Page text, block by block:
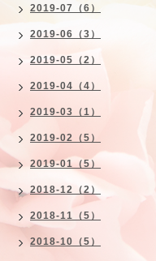
2019-07（6）
2019-06（3）
2019-05（2）
2019-04（4）
2019-03（1）
2019-02（5）
2019-01（5）
2018-12（2）
2018-11（5）
2018-10（5）